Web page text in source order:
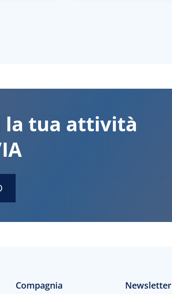
la tua attività
Compagnia Newsletter